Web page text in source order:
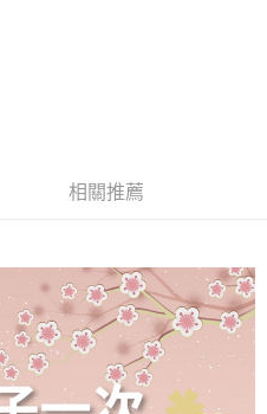
付款」的支付方式。 讓您購物簡單
需儲值。
即可結帳。
款。
運費
相關推薦